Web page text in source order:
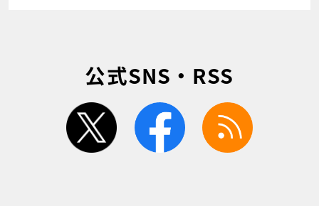
公式SNS・RSS
twitter facebook